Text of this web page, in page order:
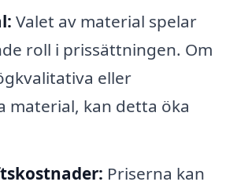
Valet av material spelar
roll i prissättningen. Om
eller
material, kan detta öka
Priserna kan